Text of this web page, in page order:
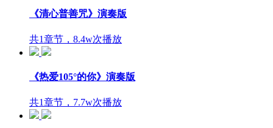
《清心普善咒》演奏版
共1章节，8.4w次播放
《热爱105°的你》演奏版
共1章节，7.7w次播放